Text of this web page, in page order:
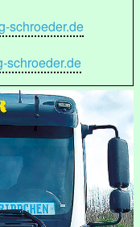
schroeder.de
schroeder.de